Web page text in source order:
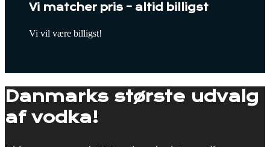
Vi matcher pris – altid billigst
Vi vil være billigst!
Danmarks største udvalg
af vodka!